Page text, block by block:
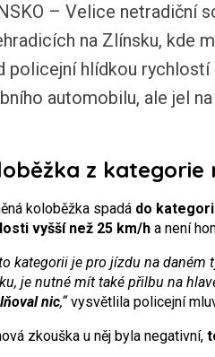
– Velice netradiční
na Zlínsku, kde
policejní hlídkou
automobilu, ale jel
z
koloběžka spadá do
vyšší než 25 km/h a není
kategorii je pro jízdu na daném
je nutné mít také přilbu na
nic,“vysvětlila policejní
zkouška u něj byla negativní,